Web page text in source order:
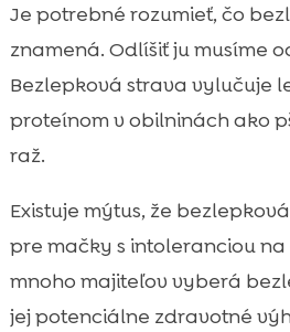
Je potrebné rozumieť, čo
znamená. Odlíšiť ju musíme
Bezlepková strava vylučuje
proteínom v obilninách ako
raž.
Existuje mýtus, že
pre mačky s intoleranciou na
mnoho majiteľov vyberá
jej potenciálne zdravotné